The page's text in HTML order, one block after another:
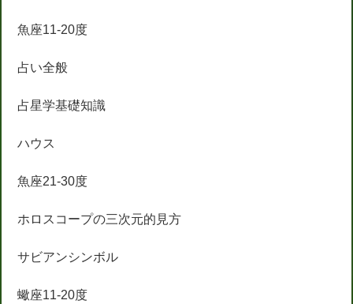
魚座11-20度
占い全般
占星学基礎知識
ハウス
魚座21-30度
ホロスコープの三次元的見方
サビアンシンボル
蠍座11-20度